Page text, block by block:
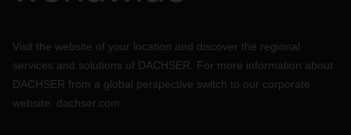
Visit the website of your location and discover the regional
services and solutions of DACHSER. For more information about
DACHSER from a global perspective switch to our corporate
website: dachser.com